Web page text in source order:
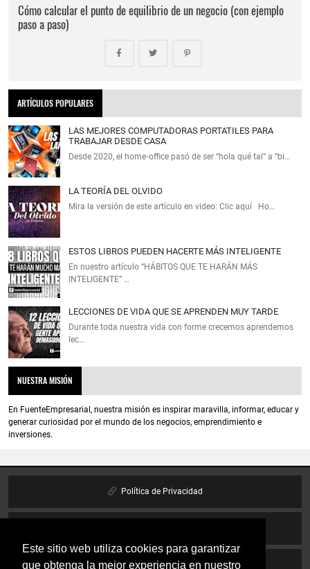
Este sitio web utiliza cookies para garantizar
que obtenga la mejor experiencia en nuestro
Cómo calcular el punto de equilibrio de un negocio (con ejemplo
paso a paso)
ARTÍCULOS POPULARES
LAS MEJORES COMPUTADORAS PORTATILES PARA
TRABAJAR DESDE CASA
Desde 2020, el home‑office pasó de ser “hola qué tal” a “bi…
LA TEORÍA DEL OLVIDO
Mira la versión de este artículo en video: Clic aquí Ho…
ESTOS LIBROS PUEDEN HACERTE MÁS INTELIGENTE
En nuestro artículo “HÁBITOS QUE TE HARÁN MÁS
INTELIGENTE” …
LECCIONES DE VIDA QUE SE APRENDEN MUY TARDE
Durante toda nuestra vida con forme crecemos aprendemos
lec…
NUESTRA MISIÓN
En FuenteEmpresarial, nuestra misión es inspirar maravilla, informar, educar y
generar curiosidad por el mundo de los negocios, emprendimiento e
inversiones.
Política de Privacidad
Aviso Legal